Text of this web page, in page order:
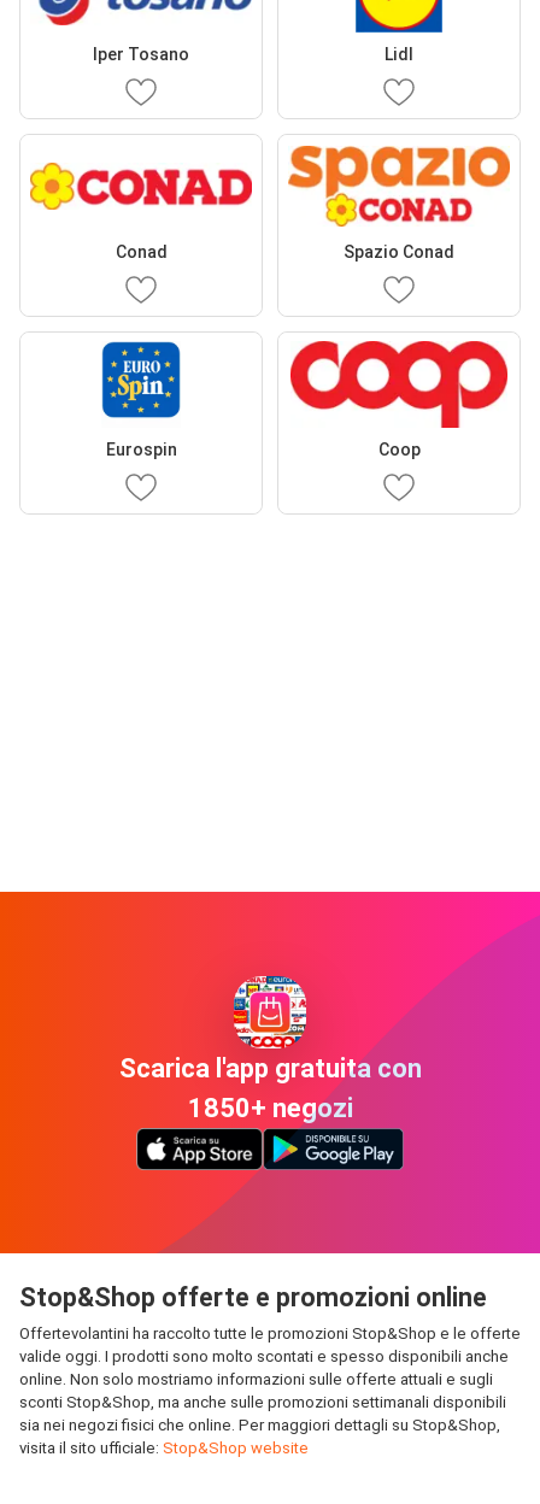
Iper Tosano Lidl
Conad Spazio Conad
Eurospin Coop
Scarica l'app gratuita con
1850+ negozi
Stop&Shop offerte e promozioni online
Offertevolantini ha raccolto tutte le promozioni Stop&Shop e le offerte
valide oggi. I prodotti sono molto scontati e spesso disponibili anche
online. Non solo mostriamo informazioni sulle offerte attuali e sugli
sconti Stop&Shop, ma anche sulle promozioni settimanali disponibili
sia nei negozi fisici che online. Per maggiori dettagli su Stop&Shop,
visita il sito ufficiale: Stop&Shop website